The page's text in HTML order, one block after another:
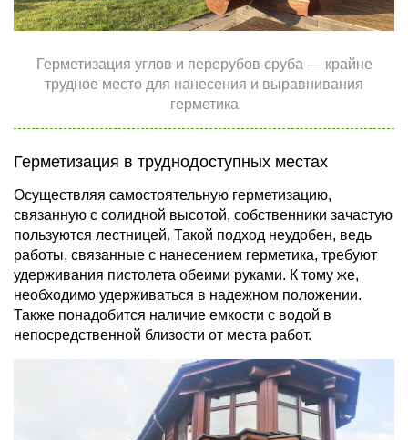
Герметизация углов и перерубов сруба — крайне
трудное место для нанесения и выравнивания
герметика
Герметизация в труднодоступных местах
Осуществляя самостоятельную герметизацию,
связанную с солидной высотой, собственники зачастую
пользуются лестницей. Такой подход неудобен, ведь
работы, связанные с нанесением герметика, требуют
удерживания пистолета обеими руками. К тому же,
необходимо удерживаться в надежном положении.
Также понадобится наличие емкости с водой в
непосредственной близости от места работ.